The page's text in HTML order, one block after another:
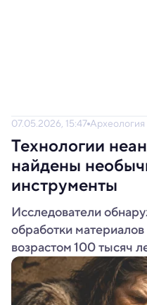
07.05.2026, 15:47 Археология
Технологии
найдены
инструменты
Исследователи
обработки
возрастом 100 тысяч